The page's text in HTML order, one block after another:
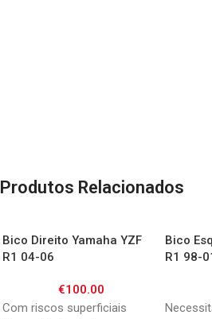
Produtos Relacionados
Bico Direito Yamaha YZF
R1 04-06
€100.00
Com riscos superficiais
Bico
R1 98-